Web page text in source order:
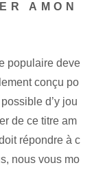
AMON
populaire deve
conçu po
d’y jou
de ce titre am
répondre à c
nous vous mo